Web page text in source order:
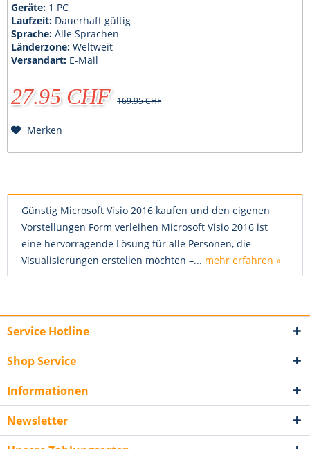
Geräte: 1 PC
Laufzeit: Dauerhaft gültig
Sprache:Alle Sprachen
Länderzone:Weltweit
Versandart: E-Mail
27.95 CHF 169.95 CHF
Merken
Günstig Microsoft Visio 2016 kaufen und den eigenen
Vorstellungen Form verleihen Microsoft Visio 2016 ist
eine hervorragende Lösung für alle Personen, die
Visualisierungen erstellen möchten –... mehr erfahren »
Service Hotline
Shop Service
Informationen
Newsletter